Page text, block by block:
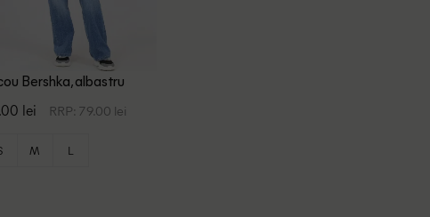
Bershka, albastru
lei RRP: 79.00 lei
M L